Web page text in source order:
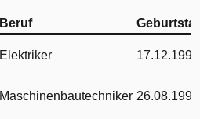
Beruf
Elektriker 17.12.1997
Maschinenbautechniker 26.08.1994